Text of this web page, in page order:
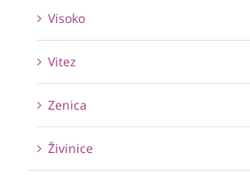
Visoko
Vitez
Zenica
Živinice